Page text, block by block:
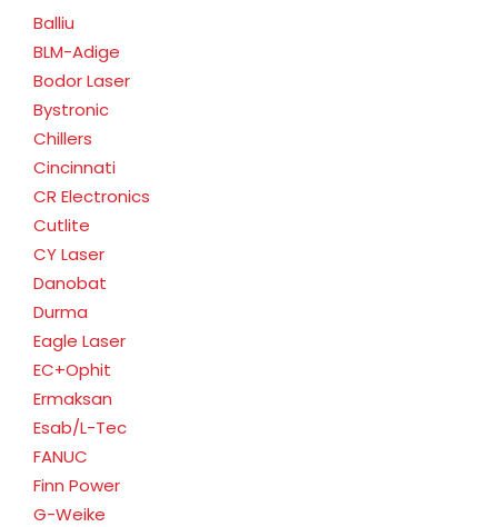
Balliu
BLM-Adige
Bodor Laser
Bystronic
Chillers
Cincinnati
CR Electronics
Cutlite
CY Laser
Danobat
Durma
Eagle Laser
EC+Ophit
Ermaksan
Esab/L-Tec
FANUC
Finn Power
G-Weike